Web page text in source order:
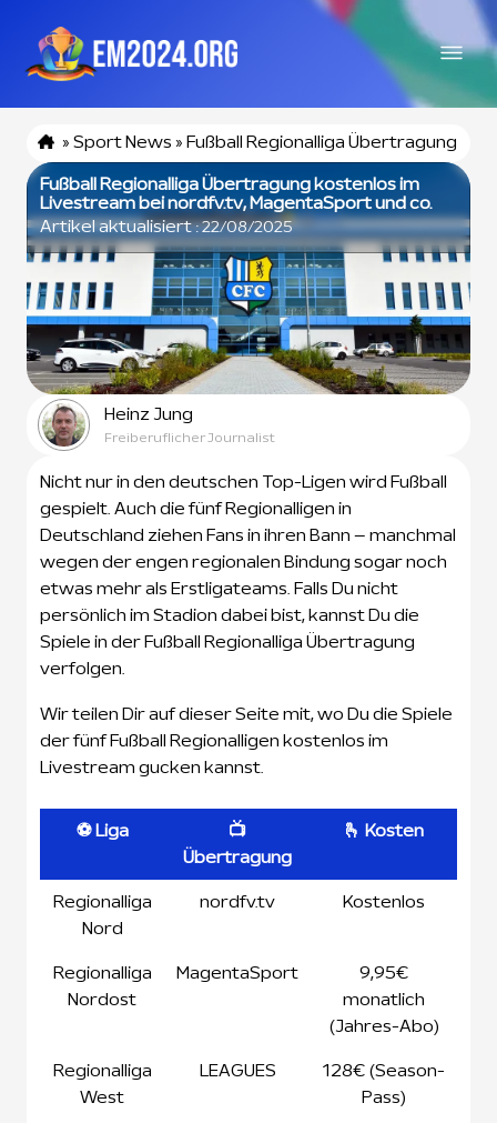
» Sport News » Fußball Regionalliga Übertragung
Fußball Regionalliga Übertragung kostenlos im
Livestream bei nordfv.tv, MagentaSport und co.
Artikel aktualisiert :22/08/2025
Heinz Jung
Freiberuflicher Journalist
Nicht nur in den deutschen Top-Ligen wird Fußball
gespielt. Auch die fünf Regionalligen in
Deutschland ziehen Fans in ihren Bann – manchmal
wegen der engen regionalen Bindung sogar noch
etwas mehr als Erstligateams. Falls Du nicht
persönlich im Stadion dabei bist, kannst Du die
Spiele in der Fußball Regionalliga Übertragung
verfolgen.
Wir teilen Dir auf dieser Seite mit, wo Du die Spiele
der fünf Fußball Regionalligen kostenlos im
Livestream gucken kannst.
⚽ Liga
📺
Übertragung
🫰 Kosten
⚽ Liga
📺
🫰 Kosten
Regionalliga
Nord
nordfv.tv Kostenlos
Regionalliga
Nordost
MagentaSport
9,95€
monatlich
(Jahres-Abo)
Regionalliga
West
LEAGUES
128€ (Season-
Pass)